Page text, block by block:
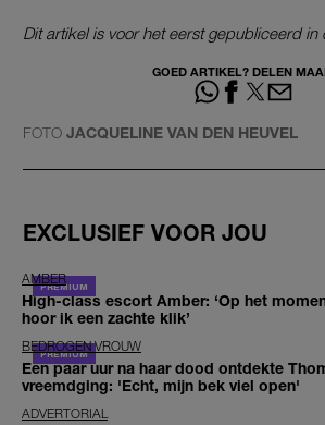
Dit artikel is voor het eerst gepubliceerd in
GOED ARTIKEL? DELEN
FOTO JACQUELINE VAN DEN HEUVEL
EXCLUSIEF VOOR JOU
AMBER
High-class escort Amber: ‘Op het
hoor ik een zachte klik’
BEDROGEN VROUW
Een paar uur na haar dood ontdekte
vreemdging: 'Echt, mijn bek viel open'
ADVERTORIAL